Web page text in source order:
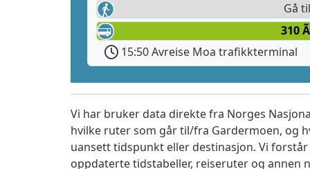
Gå
310
15:50 Avreise Moa trafikkterminal
Vi har bruker data direkte fra Norges
hvilke ruter som går til/fra Gardermoen, og
uansett tidspunkt eller destinasjon. Vi
oppdaterte tidstabeller, reiseruter og annen